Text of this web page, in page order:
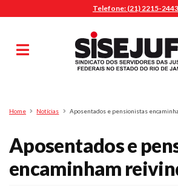
Telefone: (21) 2215-2443
Pesquisa
Home Notícias Aposentados e pensionistas
Aposentados e
encaminham
MENU
Sindicalize-se
Diretoria
O Sindicato
Agenda